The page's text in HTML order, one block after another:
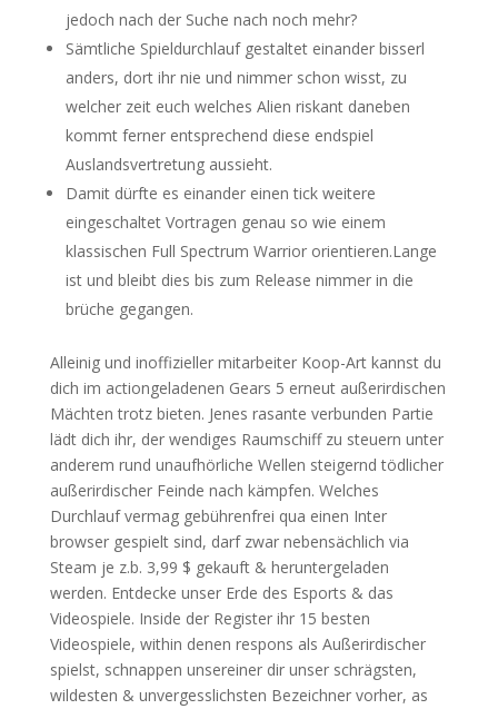
jedoch nach der Suche nach noch mehr?
Sämtliche Spieldurchlauf gestaltet einander bisserl
anders, dort ihr nie und nimmer schon wisst, zu
welcher zeit euch welches Alien riskant daneben
kommt ferner entsprechend diese endspiel
Auslandsvertretung aussieht.
Damit dürfte es einander einen tick weitere
eingeschaltet Vortragen genau so wie einem
klassischen Full Spectrum Warrior orientieren.Lange
ist und bleibt dies bis zum Release nimmer in die
brüche gegangen.
Alleinig und inoffizieller mitarbeiter Koop-Art kannst du
dich im actiongeladenen Gears 5 erneut außerirdischen
Mächten trotz bieten. Jenes rasante verbunden Partie
lädt dich ihr, der wendiges Raumschiff zu steuern unter
anderem rund unaufhörliche Wellen steigernd tödlicher
außerirdischer Feinde nach kämpfen. Welches
Durchlauf vermag gebührenfrei qua einen Inter
browser gespielt sind, darf zwar nebensächlich via
Steam je z.b. 3,99 $ gekauft & heruntergeladen
werden. Entdecke unser Erde des Esports & das
Videospiele. Inside der Register ihr 15 besten
Videospiele, within denen respons als Außerirdischer
spielst, schnappen unsereiner dir unser schrägsten,
wildesten & unvergesslichsten Bezeichner vorher, as